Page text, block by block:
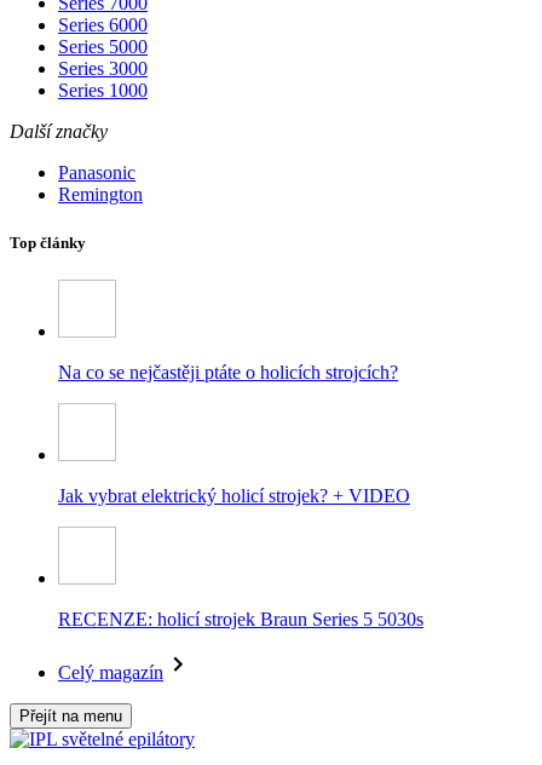
Series 6000
Series 5000
Series 3000
Series 1000
Další značky
Panasonic
Remington
Top články
Na co se nejčastěji ptáte o holicích strojcích?
Jak vybrat elektrický holicí strojek? + VIDEO
RECENZE: holicí strojek Braun Series 5 5030s
Celý magazín
Přejít na menu